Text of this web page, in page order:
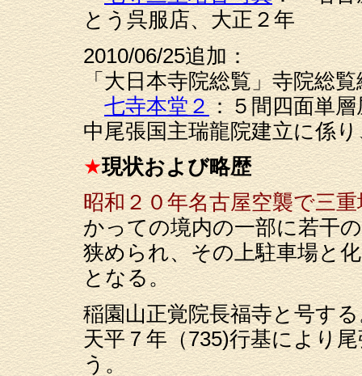
とう呉服店、大正２年
2010/06/25追加：
「大日本寺院総覧」寺院総
七寺本堂２：５間四面単
中尾張国主瑞龍院建立に係
★現状および略歴
昭和２０年名古屋空襲で三
かっての境内の一部に若干
狭められ、その上駐車場と
となる。
稲園山正覚院長福寺と号す
天平７年（735)行基により
う。